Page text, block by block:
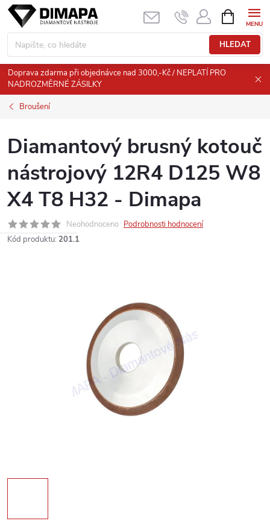
Přejít
obsah
HLEDAT
NÁKUPNÍ
KOŠÍK
Doprava zdarma při objednávce nad 3000,-Kč / NEPLATÍ PRO
NADROZMĚRNÉ ZÁSILKY
Broušení
Diamantový brusný kotouč
nástrojový 12R4 D125 W8
X4 T8 H32 - Dimapa
Neohodnoceno Podrobnosti hodnocení
Kód produktu: 201.1